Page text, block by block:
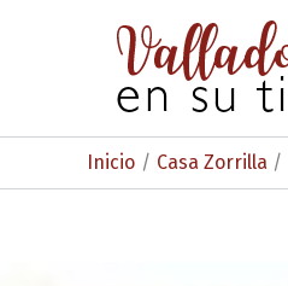
Inicio Casa Zorrilla